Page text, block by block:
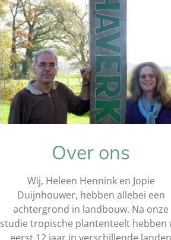
Over ons
Wij, Heleen Hennink en Jopie
Duijnhouwer, hebben allebei een
achtergrond in landbouw. Na onze
studie tropische plantenteelt hebben